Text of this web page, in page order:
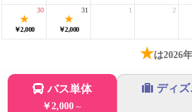
￥2,000
30
￥2,000
31 1 2
★は2026
バス単体
￥2,000 ～
ディ